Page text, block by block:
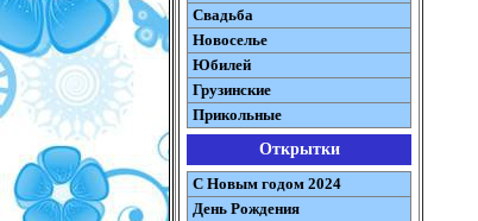
Свадьба
Новоселье
Юбилей
Грузинские
Прикольные
Открытки
С Новым годом 2024
День Рождения